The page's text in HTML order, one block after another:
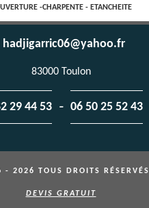
-CHARPENTE - ETANCHEITE
hadjigarric06@yahoo.fr
83000 Toulon
29 44 53 - 06 50 25 52 43
2026 TOUS DROITS RÉSERVÉS
DEVIS GRATUIT